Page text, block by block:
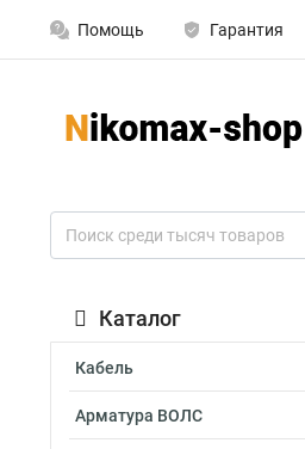
Помощь Гарантия
Каталог
Кабель
Арматура ВОЛС